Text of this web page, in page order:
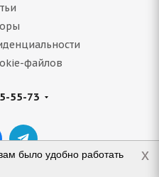
файлов
55-73
было удобно работать
x